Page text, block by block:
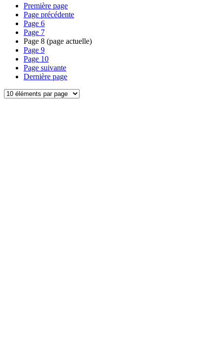
Première page
Page précédente
Page 6
Page 7
Page 8 (page actuelle)
Page 9
Page 10
Page suivante
Dernière page